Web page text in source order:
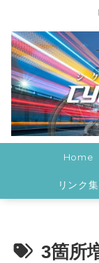
Home
リンク集
3箇所